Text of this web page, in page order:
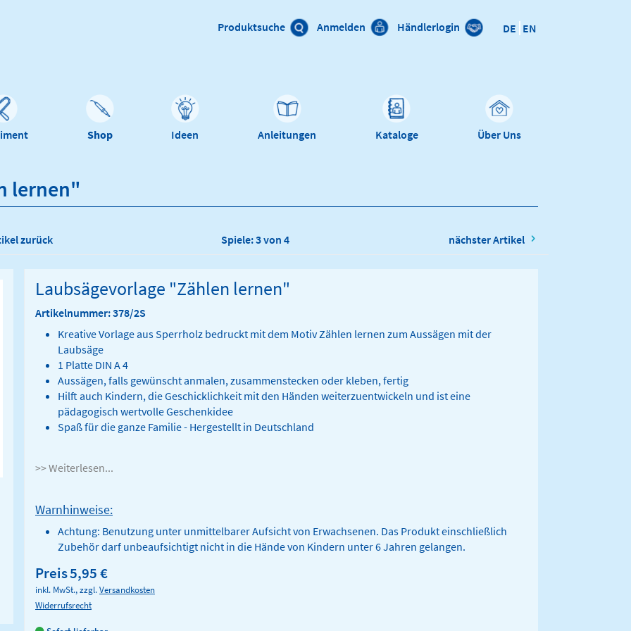
DE EN
Produktsuche Anmelden Händlerlogin
Shop Ideen Anleitungen Kataloge Über Uns
lernen"
zurück Spiele: 3 von 4 nächster Artikel
Laubsägevorlage "Zählen lernen"
Artikelnummer: 378/2S
Kreative Vorlage aus Sperrholz bedruckt mit dem Motiv Zählen lernen zum Aussägen mit der
Laubsäge
1 Platte DIN A 4
Aussägen, falls gewünscht anmalen, zusammenstecken oder kleben, fertig
Hilft auch Kindern, die Geschicklichkeit mit den Händen weiterzuentwickeln und ist eine
pädagogisch wertvolle Geschenkidee
Spaß für die ganze Familie - Hergestellt in Deutschland
>> Weiterlesen...
Warnhinweise:
Achtung: Benutzung unter unmittelbarer Aufsicht von Erwachsenen. Das Produkt einschließlich
Zubehör darf unbeaufsichtigt nicht in die Hände von Kindern unter 6 Jahren gelangen.
Preis5,95 €
inkl. MwSt., zzgl.Versandkosten
Widerrufsrecht